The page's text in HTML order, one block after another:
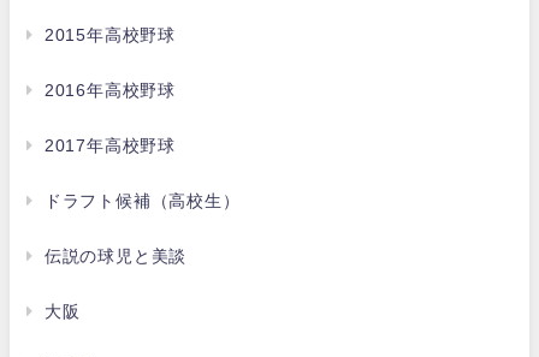
2015年高校野球
2016年高校野球
2017年高校野球
ドラフト候補（高校生）
伝説の球児と美談
大阪